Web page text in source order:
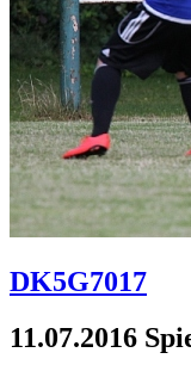
DK5G7017
11.07.2016